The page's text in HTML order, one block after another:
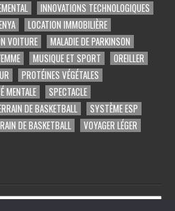
INNOVATIONS TECHNOLOGIQUES
LOCATION IMMOBILIÈRE
VOITURE
MALADIE DE PARKINSON
MUSIQUE ET SPORT
OREILLER
PROTÉINES VÉGÉTALES
MENTALE
SPECTACLE
DE BASKETBALL
SYSTÈME ESP
DE BASKETBALL VOYAGER LÉGER